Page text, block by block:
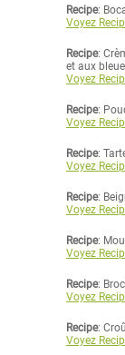
Recipe:
Voyez
Recipe:
et aux
Voyez
Recipe:
Voyez
Recipe:
Voyez
Recipe:
Voyez
Recipe:
Voyez
Recipe:
Voyez
Recipe:
Voyez